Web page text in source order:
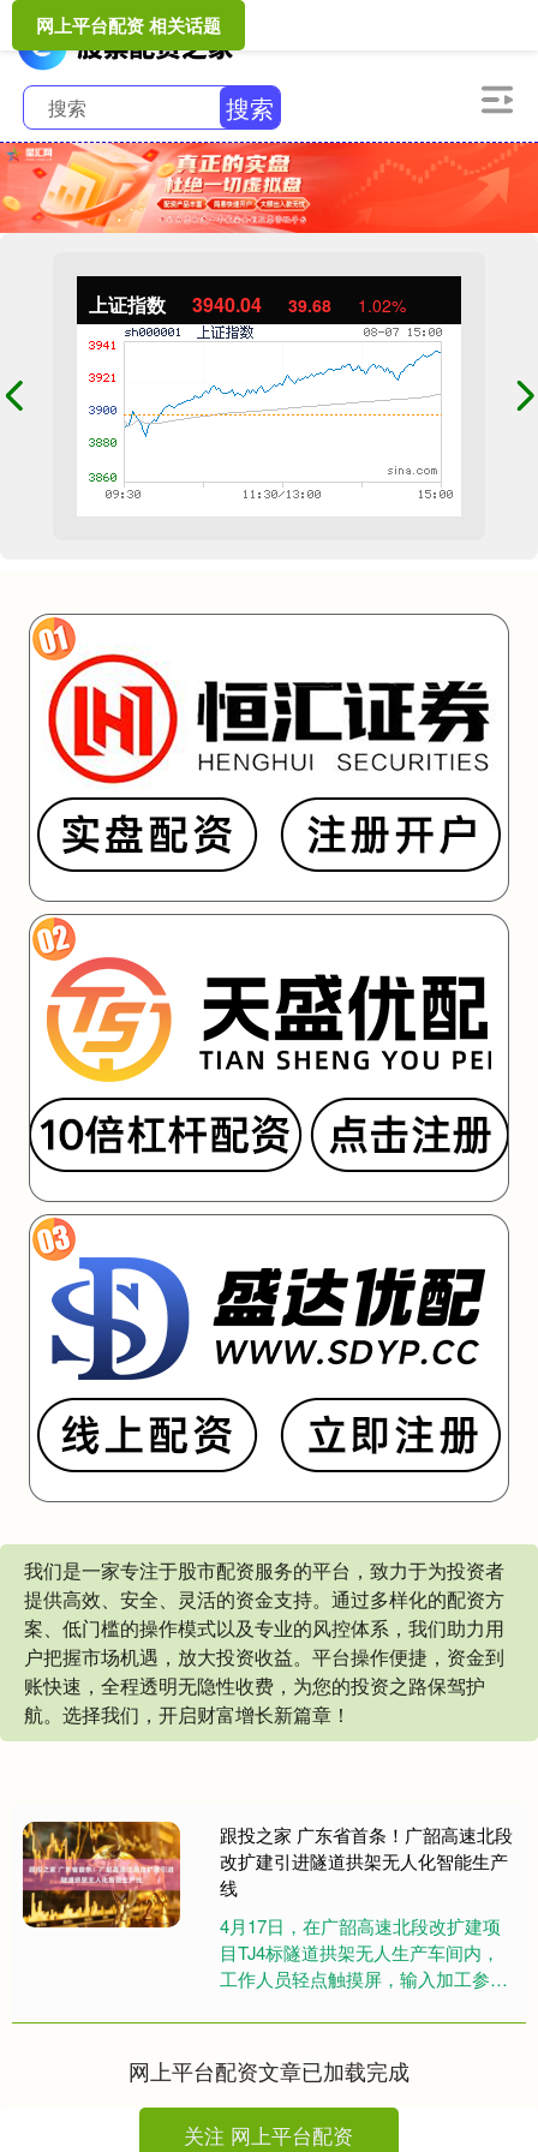
搜索
上证指数 3940.04 39.68 1.02%
我们是一家专注于股市配资服务的平台，致力于为投资者
提供高效、安全、灵活的资金支持。通过多样化的配资方
案、低门槛的操作模式以及专业的风控体系，我们助力用
户把握市场机遇，放大投资收益。平台操作便捷，资金到
账快速，全程透明无隐性收费，为您的投资之路保驾护
航。选择我们，开启财富增长新篇章！
网上平台配资 相关话题
跟投之家 广东省首条！广韶高速北段
改扩建引进隧道拱架无人化智能生产
线
4月17日，在广韶高速北段改扩建项
目TJ4标隧道拱架无人生产车间内，
工作人员轻点触摸屏，输入加工参
料，沿流转线有序输送至下一加工....
网上平台配资文章已加载完成
关注 网上平台配资